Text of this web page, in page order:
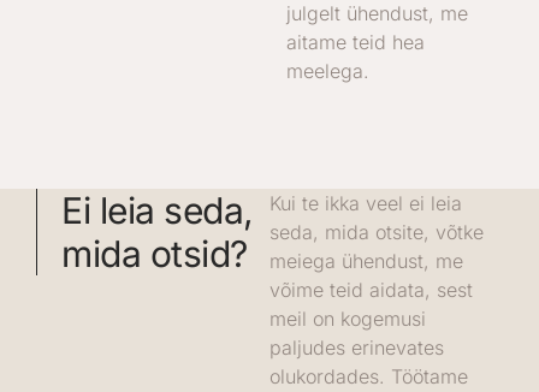
julgelt ühendust, me
aitame teid hea
meelega.
Ei leia seda,
mida otsid?
Kui te ikka veel ei leia
seda, mida otsite, võtke
meiega ühendust, me
võime teid aidata, sest
meil on kogemusi
paljudes erinevates
olukordades. Töötame